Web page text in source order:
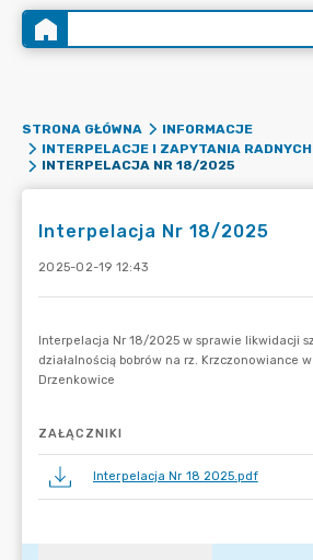
STRONA GŁÓWNA
INFORMACJE
INTERPELACJE I ZAPYTANIA RADNYCH
INTERPELACJA NR 18/2025
Interpelacja Nr 18/2025
2025-02-19 12:43
ZAŁĄCZNIKI
Interpelacja Nr 18 2025.pdf